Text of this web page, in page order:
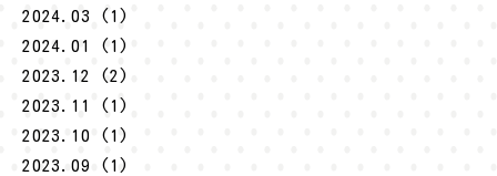
2024.03 (1)
2024.01 (1)
2023.12 (2)
2023.11 (1)
2023.10 (1)
2023.09 (1)